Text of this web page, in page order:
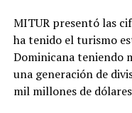
MITUR presentó las
ha tenido el turismo
Dominicana teniendo
una generación de
mil millones de